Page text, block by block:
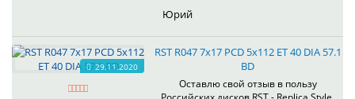
Юрий
29.11.2020
RST R047 7x17 PCD 5x112 ET 40 DIA 57.1
BD
Оставлю свой отзыв в пользу